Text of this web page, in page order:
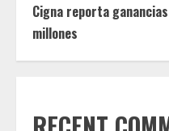
Cigna reporta
millones